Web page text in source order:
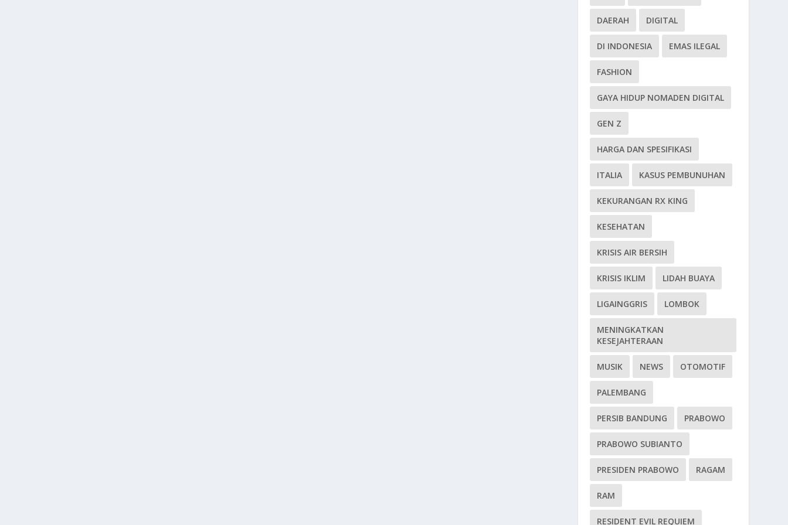
DAERAH DIGITAL
DI INDONESIA EMAS ILEGAL
FASHION
GAYA HIDUP NOMADEN DIGITAL
GEN Z
HARGA DAN SPESIFIKASI
ITALIA KASUS PEMBUNUHAN
KEKURANGAN RX KING
KESEHATAN
KRISIS AIR BERSIH
KRISIS IKLIM LIDAH BUAYA
LIGAINGGRIS LOMBOK
MENINGKATKAN
KESEJAHTERAAN
MUSIK NEWS OTOMOTIF
PALEMBANG
PERSIB BANDUNG PRABOWO
PRABOWO SUBIANTO
PRESIDEN PRABOWO RAGAM
RAM
RESIDENT EVIL REQUIEM